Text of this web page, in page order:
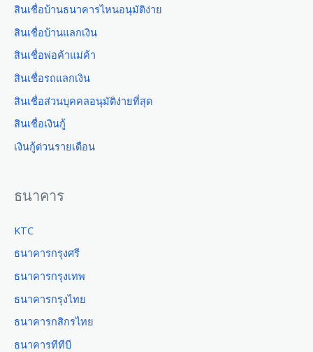
สินเชื่อบ้านธนาคารไหนอนุมัติง่าย
สินเชื่อบ้านแลกเงิน
สินเชื่อพ่อค้าแม่ค้า
สินเชื่อรถแลกเงิน
สินเชื่อส่วนบุคคลอนุมัติง่ายที่สุด
สินเชื่อเงินกู้
เงินกู้ด่วนรายเดือน
ธนาคาร
KTC
ธนาคารกรุงศรี
ธนาคารกรุงเทพ
ธนาคารกรุงไทย
ธนาคารกสิกรไทย
ธนาคารทีทีบี